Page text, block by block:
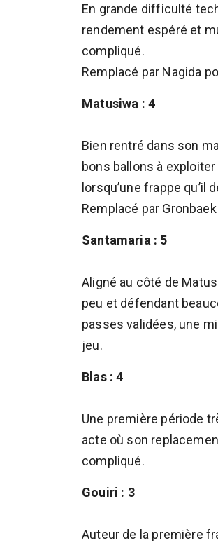
En grande difficulté
rendement espéré et
compliqué.
Remplacé par Nagida
Matusiwa : 4
Bien rentré dans son
bons ballons à
lorsqu’une frappe qu’il
Remplacé par
Santamaria : 5
Aligné au côté de
peu et défendant
passes validées, une
jeu.
Blas : 4
Une première période
acte où son
compliqué.
Gouiri : 3
Auteur de la première